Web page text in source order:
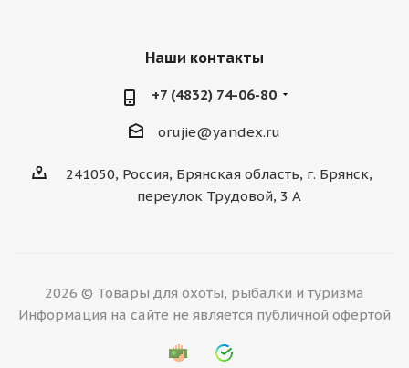
Наши контакты
+7 (4832) 74-06-80
orujie@yandex.ru
241050, Россия, Брянская область, г. Брянск,
переулок Трудовой, 3 А
2026 © Товары для охоты, рыбалки и туризма
Информация на сайте не является публичной офертой